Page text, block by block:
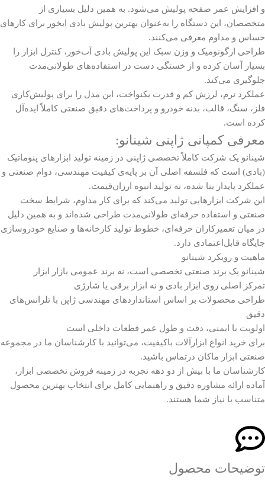
و افزایش عمر صفحه پولیش می‌شود. به همین دلیل بسیاری از
متخصصان، این دستگاه را به‌عنوان بهترین پولیش بادی ابخور برای کارهای
حساس و مداوم معرفی می‌کنند.
طراحی ارگونومیک و وزن سبک این پولیش بادی آب‌خور، کنترل ابزار را
بسیار آسان کرده و از خستگی دست در استفاده‌های طولانی‌مدت
جلوگیری می‌کند.
عملکرد نرم، لرزش کم و قدرت یکنواخت، این مدل را برای پولیش‌کاری
فلز، سنگ، قالب، بدنه خودرو و پرداخت‌های دقیق صنعتی کاملاً ایده‌آل
کرده است.
معرفی کمپانی ژاپنی شینانو:
شینانو یک شرکت کاملاً تخصصی ژاپنی در زمینه تولید ابزارهای پنوماتیک
(بادی) است که فلسفه اصلی آن بر پایه‌ی کیفیت مهندسی، دوام صنعتی و
عملکرد پایدار بنا شده، نه تولید انبوه ارزان‌قیمت.
این شرکت ابزارهایی تولید می‌کند که برای کار مداوم، شرایط سخت
صنعتی و استفاده حرفه‌ای طولانی‌مدت طراحی شده‌اند و به همین دلیل
در میان تعمیرکاران حرفه‌ای، خطوط تولید کارخانه‌ها و صنایع خودروسازی
جایگاه قابل‌اعتمادی دارد.
ماهیت و رویکرد شینانو
شینانو یک برند صنعتی تخصصی است، نه برند عمومی بازار ابزار
تمرکز اصلی روی ابزار بادی و نه ابزار برقی یا شارژی
طراحی محصولات بر اساس استانداردهای مهندسی ژاپن با تلرانس‌های
دقیق
اولویت با ایمنی، دقت و طول عمر قطعات داخلی است
برای خرید انواع ابزارآلات باکیفیت، می‌توانید با کارشناسان ما در مجموعه
صنعتی ابزار ماکان درتماس باشید.
کارشناسان ما با بیش از دو دهه تجربه در زمینه فروش تخصصی ابزار،
آماده ارائه مشاوره دقیق و راهنمایی کامل برای انتخاب بهترین محصول
متناسب با نیاز شما هستند.
توضیحات محصول